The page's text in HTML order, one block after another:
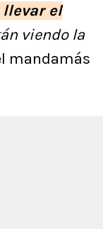
el
viendo la
mandamás